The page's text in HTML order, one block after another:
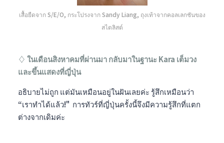
เสื้อยืดจาก S/E/O, กระโปรงจาก Sandy Liang, ถุงเท้าจากคอลเลกชันของ
สไตลิสต์
♢ ในเดือนสิงหาคมที่ผ่านมา กลับมาในฐานะ Kara เต็มวง
และขึ้นแสดงที่ญี่ปุ่น
อธิบายไม่ถูก แต่มันเหมือนอยู่ในฝันเลยค่ะ รู้สึกเหมือนว่า
“เราทำได้แล้ว!" การทัวร์ที่ญี่ปุ่นครั้งนี้จึงมีความรู้สึกที่แตก
ต่างจากเดิมค่ะ